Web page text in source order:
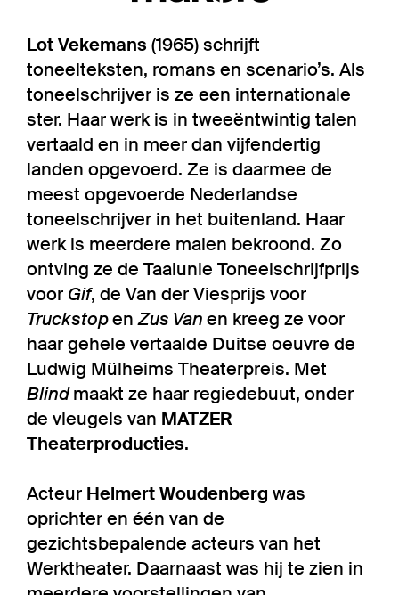
Lot Vekemans (1965) schrijft
toneelteksten, romans en scenario’s. Als
toneelschrijver is ze een internationale
ster. Haar werk is in tweeëntwintig talen
vertaald en in meer dan vijfendertig
landen opgevoerd. Ze is daarmee de
meest opgevoerde Nederlandse
toneelschrijver in het buitenland. Haar
werk is meerdere malen bekroond. Zo
ontving ze de Taalunie Toneelschrijfprijs
voor Gif, de Van der Viesprijs voor
TruckstopenZus Vanen kreeg ze voor
haar gehele vertaalde Duitse oeuvre de
Ludwig Mülheims Theaterpreis. Met
Blindmaakt ze haar regiedebuut, onder
de vleugels van MATZER
Theaterproducties.
Acteur Helmert Woudenberg was
oprichter en één van de
gezichtsbepalende acteurs van het
Werktheater. Daarnaast was hij te zien in